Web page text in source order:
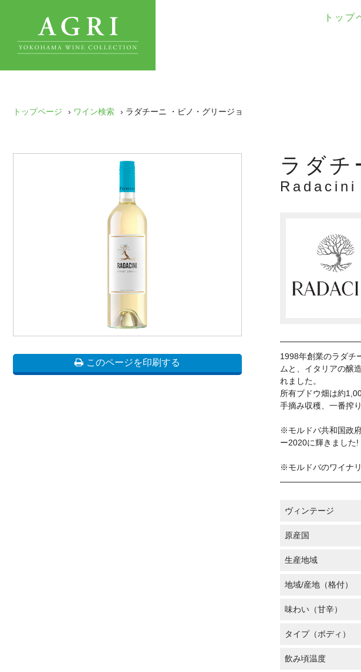
トップ
トップページ › ワイン検索 › ラダチーニ ・ピノ・グリージョ
このページを印刷する
ラダチ
1998年創業のラダチ
ムと、イタリアの醸
れました。
所有ブドウ畑は約
手摘み収穫、一番搾
※モルドバ共和国政
ー2020に輝きました!
※モルドバのワイナ
ヴィンテージ
原産国
生産地域
地域/産地（格付）
味わい（甘辛）
タイプ（ボディ）
飲み頃温度